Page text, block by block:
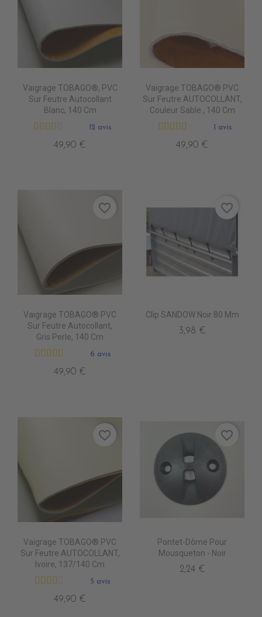
Vaigrage TOBAGO®, PVC
Sur Feutre Autocollant
Blanc, 140 Cm
12 avis
49,90 €
Vaigrage TOBAGO® PVC
Sur Feutre AUTOCOLLANT,
Couleur Sable , 140 Cm
1 avis
49,90 €
Vaigrage TOBAGO® PVC
Sur Feutre Autocollant,
Gris Perle, 140 Cm
6 avis
49,90 €
favorite_border
Clip SANDOW Noir 80 Mm
3,98 €
favorite_border
Vaigrage TOBAGO® PVC
Sur Feutre AUTOCOLLANT,
Ivoire, 137/140 Cm
5 avis
49,90 €
favorite_border
Pontet-Dôme Pour
Mousqueton - Noir
2,24 €
favorite_border